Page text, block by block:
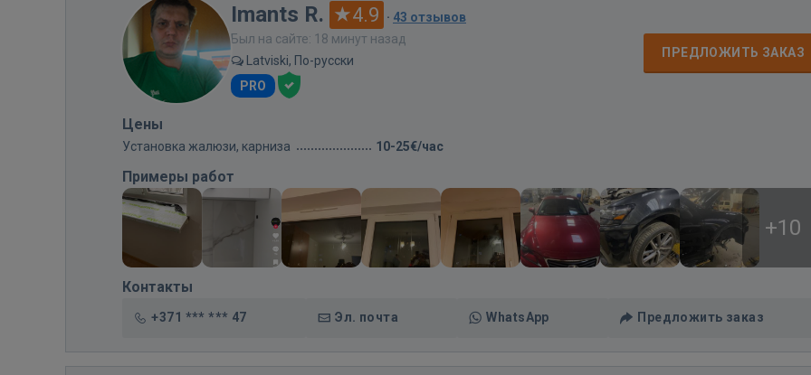
Imants R. 4.9 · 43 отзывов
Был на сайте: 18 минут назад
Latviski, По-русски
PRO
ПРЕДЛОЖИТЬ ЗАКАЗ
Цены
Установка жалюзи, карниза 10-25€/час
Примеры работ
+10
Контакты
+371 *** *** 47 Эл. почта WhatsApp Предложить заказ